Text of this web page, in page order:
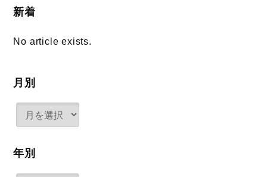
新着
No article exists.
月別
年別